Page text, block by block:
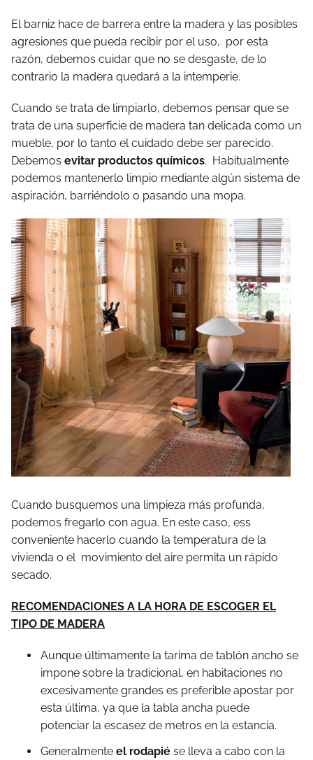
El barniz hace de barrera entre la madera y las posibles
agresiones que pueda recibir por el uso, por esta
razón, debemos cuidar que no se desgaste, de lo
contrario la madera quedará a la intemperie.
Cuando se trata de limpiarlo, debemos pensar que se
trata de una superficie de madera tan delicada como un
mueble, por lo tanto el cuidado debe ser parecido.
Debemos evitar productos químicos. Habitualmente
podemos mantenerlo limpio mediante algún sistema de
aspiración, barriéndolo o pasando una mopa.
Cuando busquemos una limpieza más profunda,
podemos fregarlo con agua. En este caso, ess
conveniente hacerlo cuando la temperatura de la
vivienda o el movimiento del aire permita un rápido
secado.
RECOMENDACIONES A LA HORA DE ESCOGER EL
TIPO DE MADERA
Aunque últimamente la tarima de tablón ancho se
impone sobre la tradicional, en habitaciones no
excesivamente grandes es preferible apostar por
esta última, ya que la tabla ancha puede
potenciar la escasez de metros en la estancia.
Generalmente el rodapié se lleva a cabo con la